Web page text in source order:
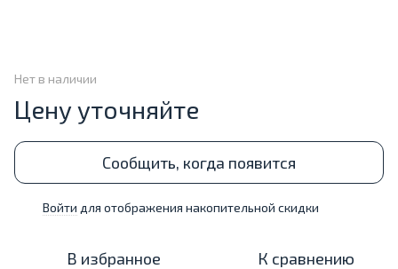
Нет в наличии
Цену уточняйте
Сообщить, когда появится
Войти для отображения накопительной скидки
В избранное К сравнению